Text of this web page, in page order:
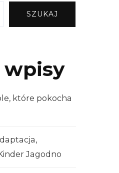
SZUKAJ
które pokocha
Jagodno